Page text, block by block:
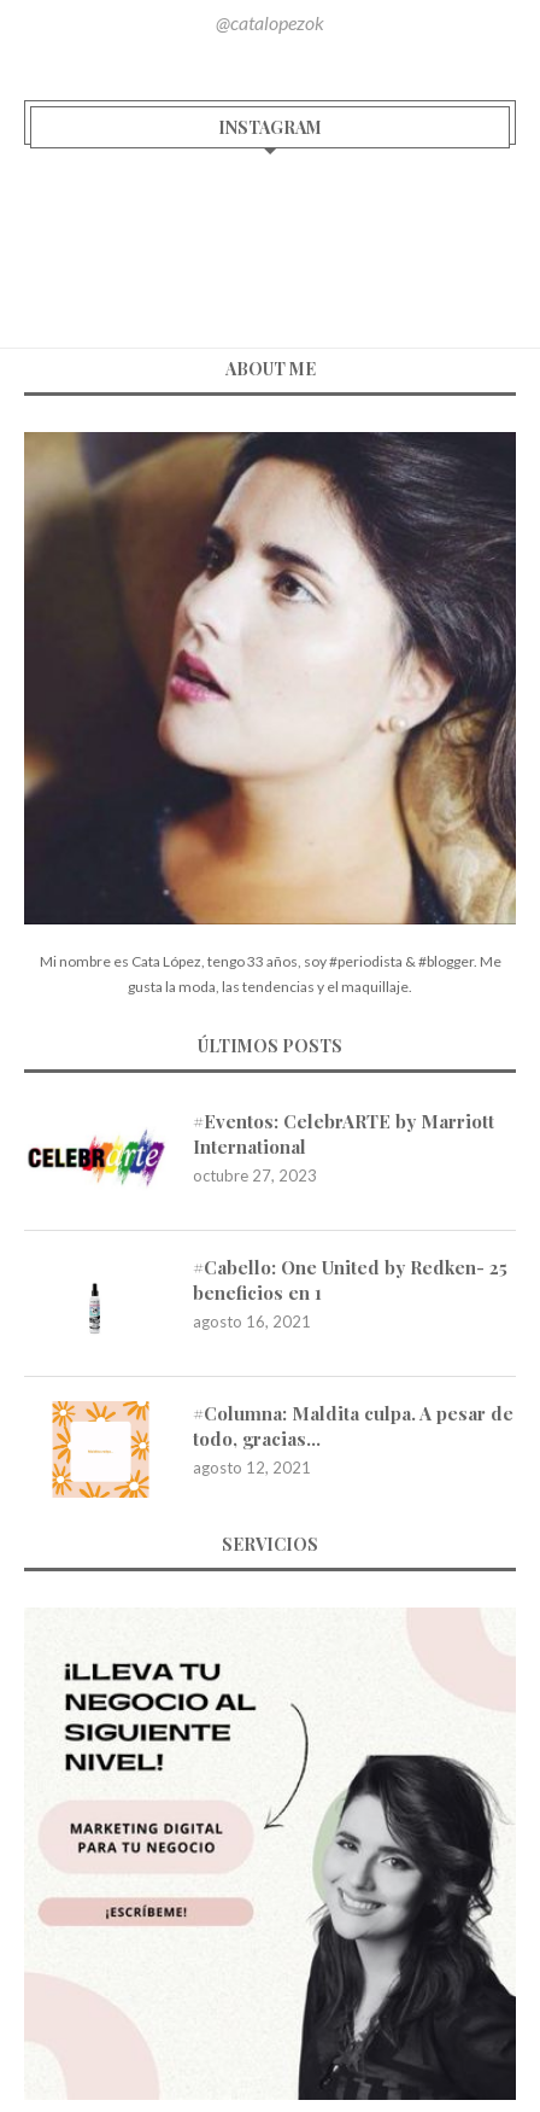
@catalopezok
INSTAGRAM
ABOUT ME
Mi nombre es Cata López, tengo 33 años, soy #periodista & #blogger. Me
gusta la moda, las tendencias y el maquillaje.
ÚLTIMOS POSTS
#Eventos: CelebrARTE by Marriott
International
octubre 27, 2023
#Cabello: One United by Redken- 25
beneficios en 1
agosto 16, 2021
#Columna: Maldita culpa. A pesar de
todo, gracias…
agosto 12, 2021
SERVICIOS